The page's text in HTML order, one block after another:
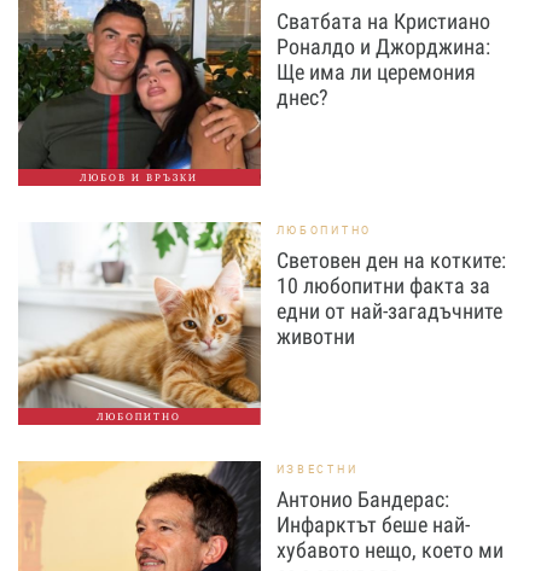
ЛЮБОВ И ВРЪЗКИ
Сватбата на Кристиано
Роналдо и Джорджина:
Ще има ли церемония
днес?
ЛЮБОПИТНО
ЛЮБОПИТНО
Световен ден на котките:
10 любопитни факта за
едни от най-загадъчните
животни
ИЗВЕСТНИ
Антонио Бандерас:
Инфарктът беше най-
хубавото нещо, което ми